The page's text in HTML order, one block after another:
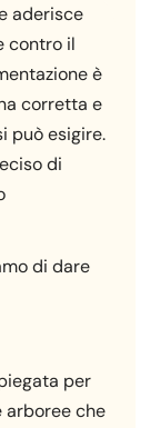
aderisce
contro il
è
corretta e
può esigire.
di
di dare
per
arboree che